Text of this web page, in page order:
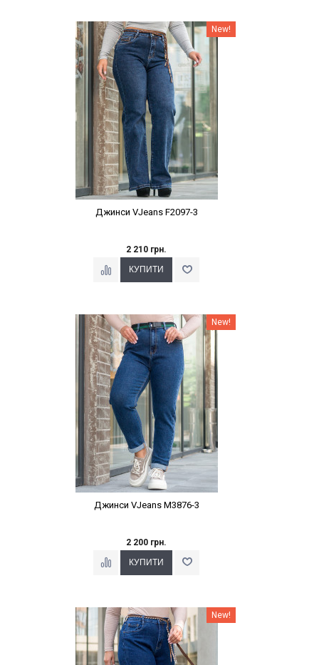
Наклейки Варіант з % New!
Джинси VJeans F2097-3
2 210 грн.
Наклейки Варіант з % New!
Джинси VJeans M3876-3
2 200 грн.
Наклейки Варіант з % New!